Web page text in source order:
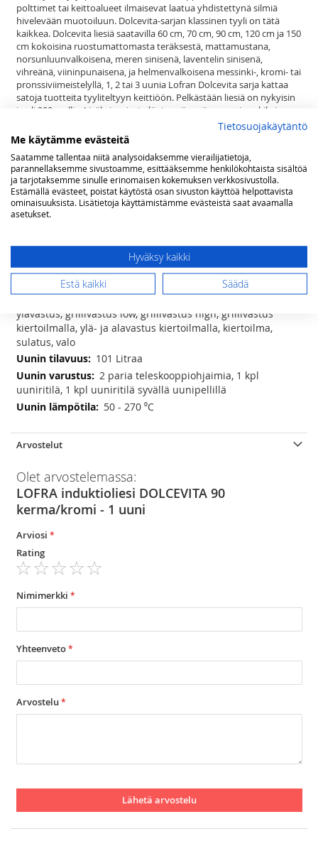
polttimet tai keittoalueet ilmaisevat laatua yhdistettynä silmiä
hivelevään muotoiluun. Dolcevita-sarjan klassinen tyyli on tätä
kaikkea. Dolcevita liesiä saatavilla 60 cm, 70 cm, 90 cm, 120 cm ja 150
cm kokoisina ruostumattomasta teräksestä, mattamustana,
norsunluunvalkoisena, meren sinisenä, laventelin sinisenä,
vihreänä, viininpunaisena, ja helmenvalkoisena messinki-, kromi- tai
pronssiviimeistelyllä, 1, 2 tai 3 uunia Lofran Dolcevita sarja kattaa
satoja tuotteita tyyliteltyyn keittiöön. Pelkästään liesiä on nykyisin
jo yli 200 mallia. Lisäksi sarjasta löytyy sävy sävyyn esimerkiksi
liesituulettimet, builtin ja range top keittimet, jääkaapit, pakastimet,
mikroaaltouunit, combi uunit, viinikaapit, lämpölaatikot,
tiskikoneet, kahvinkeittimet, ruuan viilentimet, taustalevyt sekä
keittiön pienkoneet runsaine mahdollisuuksineen.
Se ei ole vain liesi. Dolcevita on elämäntapa.
Lisätietoja
5 induktio keittoaluetta - 2 x ø 170mm
(1400 W) , 1 x ø 190mm (2000 W), 1 x ø 210mm (3000W), 1 x ø
300mm (3000W)
10 toimintoa; ala- ja ylävastus, alavastus,
ylävastus, grillivastus low, grillivastus high, grillivastus
kiertoilmalla, ylä- ja alavastus kiertoilmalla, kiertoilma,
sulatus, valo
101 Litraa
2 paria teleskooppiohjaimia, 1 kpl
uuniritilä, 1 kpl uuniritilä syvällä uunipellillä
50 - 270 ⁰C
Arvostelut
Olet arvostelemassa:
LOFRA induktioliesi DOLCEVITA 90
kerma/kromi - 1 uuni
Arviosi
Rating
star
stars
stars
stars
stars
Nimimerkki
Yhteenveto
Arvostelu
Lähetä arvostelu
Tietosuojakäytäntö
Me käytämme evästeitä
Saatamme tallentaa niitä analysoidaksemme vierailijatietoja,
parannellaksemme sivustoamme, esittääksemme henkilökohtaista sisältöä
ja tarjotaksemme sinulle erinomaisen kokemuksen verkkosivustolla.
Estämällä evästeet, poistat käytöstä osan sivuston käyttöä helpottavista
ominaisuuksista. Lisätietoja käyttämistämme evästeistä saat avaamalla
asetukset.
Hyväksy kaikki
Estä kaikki Säädä